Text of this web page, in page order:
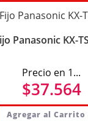
Panasonic KX-
Precio en 1...
$37.564
Agregar al Carrito